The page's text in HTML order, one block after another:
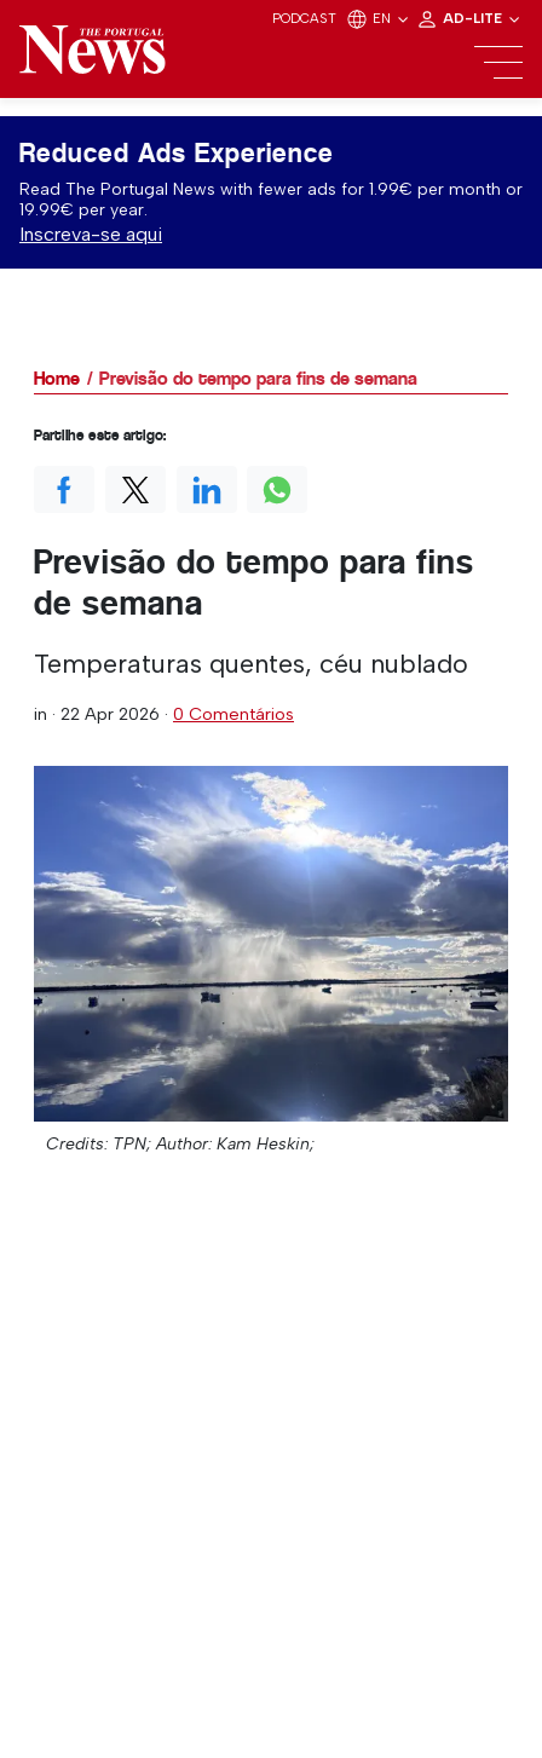
PODCAST EN AD-LITE
Reduced Ads Experience
Read The Portugal News with fewer ads for 1.99€ per month or
19.99€ per year.
Inscreva-se aqui
Home Previsão do tempo para fins de semana
Previsão do tempo para fins
de semana
Temperaturas quentes, céu nublado
in · 22 Apr 2026 · 0 Comentários
Credits: TPN; Author: Kam Heskin;
Partilhe este artigo: